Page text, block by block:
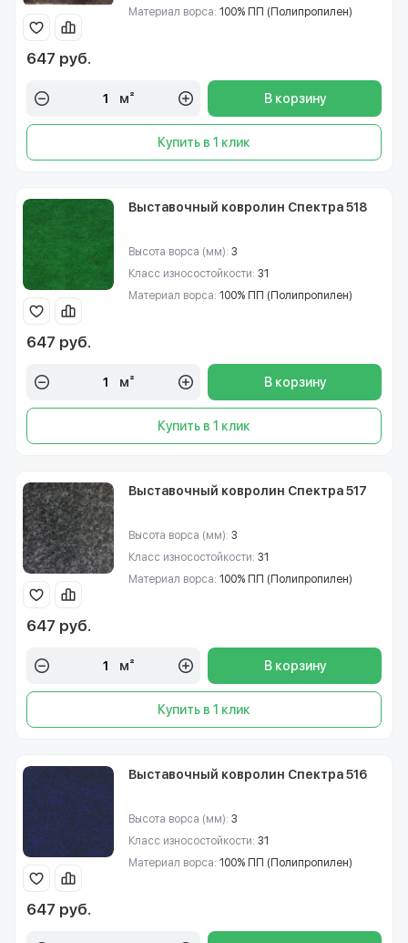
Материал ворса: 100% ПП (Полипропилен)
647 руб.
м² В корзину
Купить в 1 клик
Выставочный ковролин Спектра 518
Высота ворса (мм): 3
Класс износостойкости: 31
Материал ворса: 100% ПП (Полипропилен)
647 руб.
м² В корзину
Купить в 1 клик
Выставочный ковролин Спектра 517
Высота ворса (мм): 3
Класс износостойкости: 31
Материал ворса: 100% ПП (Полипропилен)
647 руб.
м² В корзину
Купить в 1 клик
Выставочный ковролин Спектра 516
Высота ворса (мм): 3
Класс износостойкости: 31
Материал ворса: 100% ПП (Полипропилен)
647 руб.